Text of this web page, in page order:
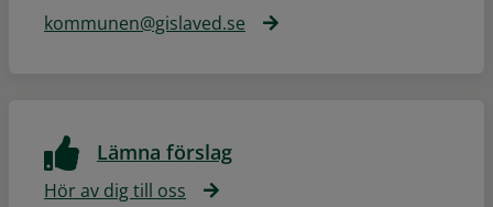
kommunen@gislaved.se
Lämna förslag
Hör av dig till oss